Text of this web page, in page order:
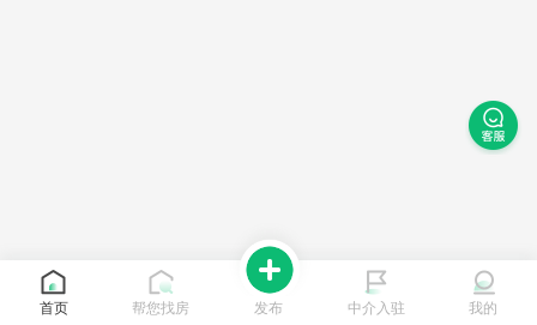
首页 帮您找房 发布 中介入驻 我的